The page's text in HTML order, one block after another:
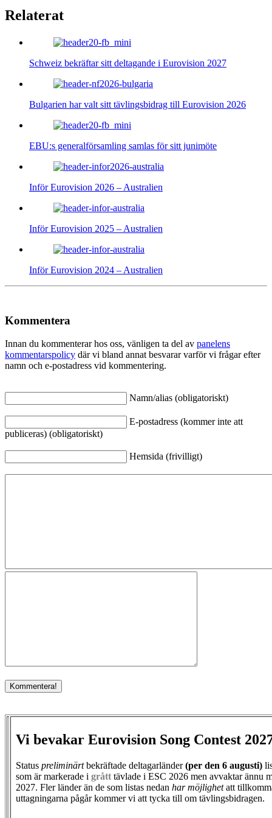
Relaterat
Schweiz bekräftar sitt deltagande i Eurovision 2027
Bulgarien har valt sitt tävlingsbidrag till Eurovision 2026
EBU:s generalförsamling samlas för sitt junimöte
Inför Eurovision 2026 – Australien
Inför Eurovision 2025 – Australien
Inför Eurovision 2024 – Australien
Kommentera
Innan du kommenterar hos oss, vänligen ta del av panelens
kommentarspolicy där vi bland annat besvarar varför vi frågar efter
namn och e-postadress vid kommentering.
Namn/alias (obligatoriskt)
E-postadress (kommer inte att
publiceras) (obligatoriskt)
Hemsida (frivilligt)
Vi bevakar Eurovision Song Contest
Status preliminärtbekräftade deltagarländer(per den 6 augusti)
som är markerade i grått tävlade i ESC 2026 men avvaktar ännu
2027. Fler länder än de som listas nedan har möjlighetatt
uttagningarna pågår kommer vi att tycka till om tävlingsbidragen.